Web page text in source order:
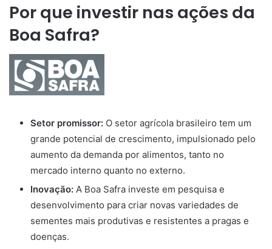
Por que investir nas ações da
Boa Safra?
Setor promissor: O setor agrícola brasileiro tem um
grande potencial de crescimento, impulsionado pelo
aumento da demanda por alimentos, tanto no
mercado interno quanto no externo.
Inovação: A Boa Safra investe em pesquisa e
desenvolvimento para criar novas variedades de
sementes mais produtivas e resistentes a pragas e
doenças.